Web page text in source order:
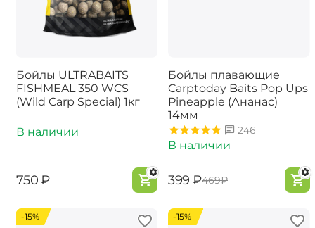
Бойлы ULTRABAITS
FISHMEAL 350 WCS
(Wild Carp Special) 1кг
В наличии
‍750‍ ₽
Бойлы плавающие
Carptoday Baits Pop Ups
Pineapple (Ананас)
14мм
246
В наличии
‍399‍ ₽‍469‍₽
-15% -15%